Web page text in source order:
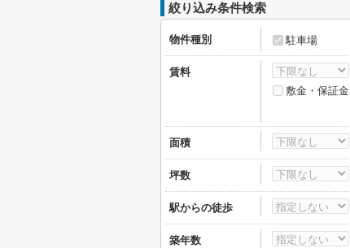
絞り込み条件検索
物件種別 駐車場
賃料
敷金・保証
面積
坪数
駅からの徒歩
築年数